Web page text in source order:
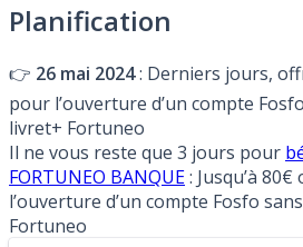
Planification
👉 26 mai 2024: Derniers jours,
pour l’ouverture d’un compte
livret+ Fortuneo
Il ne vous reste que 3 jours pour
FORTUNEO BANQUE: Jusqu’à
l’ouverture d’un compte Fosfo
Fortuneo